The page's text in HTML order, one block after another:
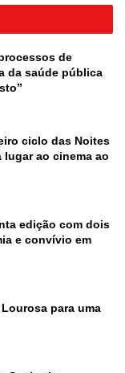
de
da saúde pública
ciclo das Noites
lugar ao cinema ao
edição com dois
e convívio em
para uma